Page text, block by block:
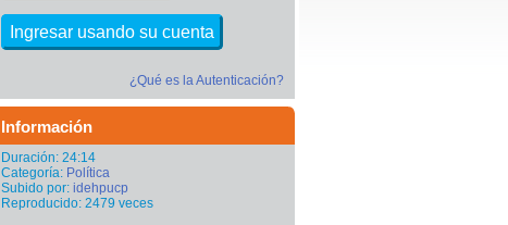
Ingresar usando su cuenta
¿Qué es la Autenticación?
Información
Duración: 24:14
Categoría: Política
Subido por: idehpucp
Reproducido: 2479 veces